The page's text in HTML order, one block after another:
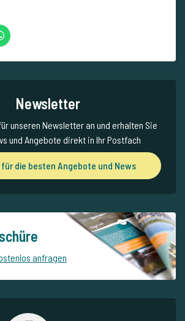
Newsletter
unseren Newsletter an und erhalten Sie
und Angebote direkt in Ihr Postfach
die besten Angebote und News
anfragen